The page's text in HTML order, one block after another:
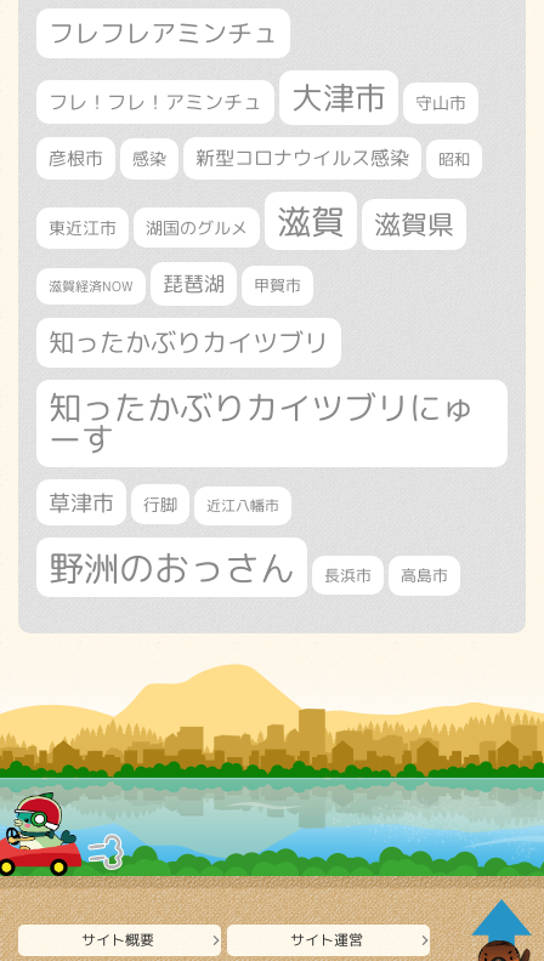
フレフレアミンチュ
フレ！フレ！アミンチュ 大津市 守山市
彦根市 感染 新型コロナウイルス感染 昭和
東近江市 湖国のグルメ 滋賀 滋賀県
滋賀経済NOW 琵琶湖 甲賀市
知ったかぶりカイツブリ
知ったかぶりカイツブリにゅ
ーす
草津市 行脚 近江八幡市
野洲のおっさん 長浜市 高島市
サイト概要 サイト運営